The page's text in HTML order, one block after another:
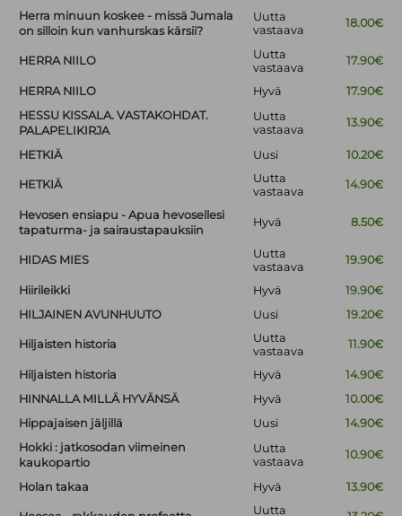
Herra minuun koskee - missä Jumala
on silloin kun vanhurskas kärsii?
Uutta
vastaava
18.00€
HERRA NIILO
Uutta
vastaava
17.90€
HERRA NIILO Hyvä
17.90€
HESSU KISSALA. VASTAKOHDAT.
PALAPELIKIRJA
Uutta
vastaava
13.90€
HETKIÄ Uusi 10.20€
HETKIÄ
Uutta
vastaava
14.90€
Hevosen ensiapu - Apua hevosellesi
tapaturma- ja sairaustapauksiin
Hyvä 8.50€
HIDAS MIES
Uutta
vastaava
19.90€
Hiirileikki Hyvä
19.90€
HILJAINEN AVUNHUUTO
Uusi 19.20€
Hiljaisten historia
Uutta
vastaava
11.90€
Hiljaisten historia Hyvä
14.90€
HINNALLA MILLÄ HYVÄNSÄ
Hyvä
10.00€
Hippajaisen jäljillä
Uusi
14.90€
Hokki : jatkosodan viimeinen
kaukopartio
Uutta
vastaava
10.90€
Holan takaa Hyvä 13.90€
Uutta